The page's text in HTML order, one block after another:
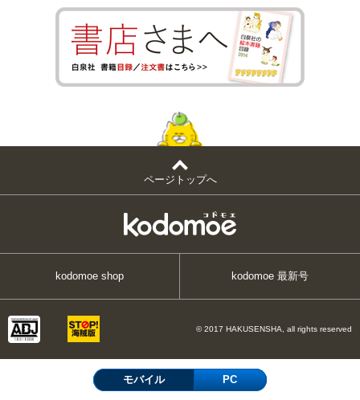
ページトップへ
kodomoe shop kodomoe 最新号
© 2017 HAKUSENSHA, all rights reserved
モバイル PC